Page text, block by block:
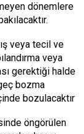
dönemlere
veya tecil ve
veya
gerektiği halde
bozma
bozulacaktır
öngörülen